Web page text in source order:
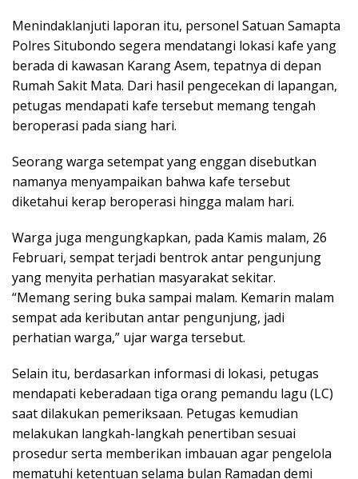
Menindaklanjuti laporan itu, personel Satuan Samapta
Polres Situbondo segera mendatangi lokasi kafe yang
berada di kawasan Karang Asem, tepatnya di depan
Rumah Sakit Mata. Dari hasil pengecekan di lapangan,
petugas mendapati kafe tersebut memang tengah
beroperasi pada siang hari.
Seorang warga setempat yang enggan disebutkan
namanya menyampaikan bahwa kafe tersebut
diketahui kerap beroperasi hingga malam hari.
Warga juga mengungkapkan, pada Kamis malam, 26
Februari, sempat terjadi bentrok antar pengunjung
yang menyita perhatian masyarakat sekitar.
“Memang sering buka sampai malam. Kemarin malam
sempat ada keributan antar pengunjung, jadi
perhatian warga,” ujar warga tersebut.
Selain itu, berdasarkan informasi di lokasi, petugas
mendapati keberadaan tiga orang pemandu lagu (LC)
saat dilakukan pemeriksaan. Petugas kemudian
melakukan langkah-langkah penertiban sesuai
prosedur serta memberikan imbauan agar pengelola
mematuhi ketentuan selama bulan Ramadan demi